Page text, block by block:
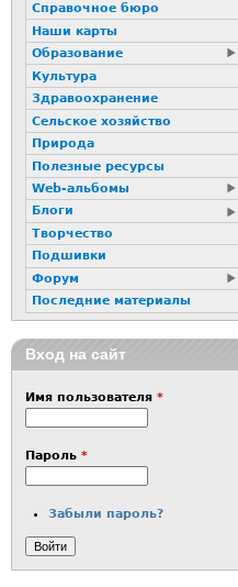
Справочное бюро
Наши карты
Образование
Культура
Здравоохранение
Сельское хозяйство
Природа
Полезные ресурсы
Web-альбомы
Блоги
Творчество
Подшивки
Форум
Последние материалы
Вход на сайт
Имя пользователя *
Пароль *
Забыли пароль?